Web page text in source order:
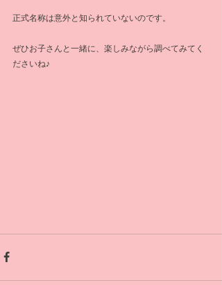
正式名称は意外と知られていないのです。
ぜひお子さんと一緒に、楽しみながら調べてみてく
ださいね♪